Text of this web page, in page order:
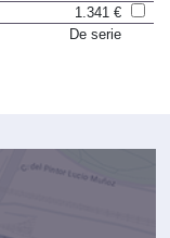
1.341 €
De serie